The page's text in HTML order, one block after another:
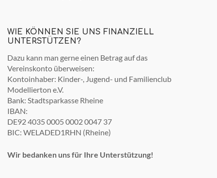
WIE KÖNNEN SIE UNS FINANZIELL
UNTERSTÜTZEN?
Dazu kann man gerne einen Betrag auf das
Vereinskonto überweisen:
Kontoinhaber: Kinder-, Jugend- und Familienclub
Modellierton e.V.
Bank: Stadtsparkasse Rheine
IBAN:
DE92 4035 0005 0002 0047 37
BIC: WELADED1RHN (Rheine)
Wir bedanken uns für Ihre Unterstützung!